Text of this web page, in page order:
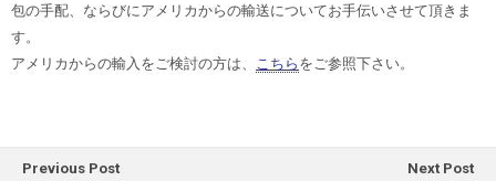
包の手配、ならびにアメリカからの輸送についてお手伝いさせて頂きま
す。
アメリカからの輸入をご検討の方は、 こちら をご参照下さい。
Previous Post
Next Post